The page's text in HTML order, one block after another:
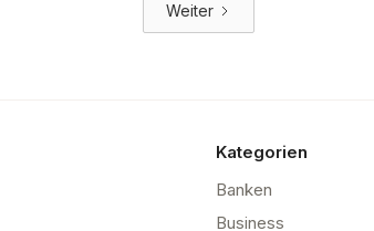
Weiter
Kategorien
Banken
Business